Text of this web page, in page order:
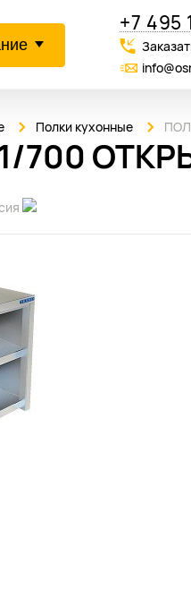
+7 495
Полки кухонные
700